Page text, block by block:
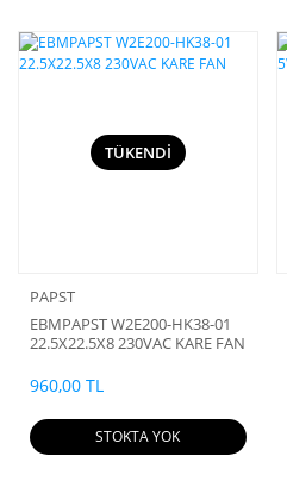
TÜKENDİ
PAPST
EBMPAPST W2E200-HK38-01
22.5X22.5X8 230VAC KARE FAN
960,00 TL
STOKTA YOK